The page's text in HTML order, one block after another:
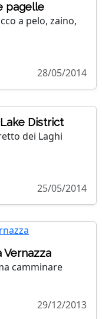
pagelle
a pelo, zaino,
28/05/2014
District
dei Laghi
25/05/2014
Vernazza
camminare
29/12/2013